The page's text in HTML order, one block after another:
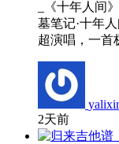
_《十年人间
墓笔记·十年
超演唱，一
2天前